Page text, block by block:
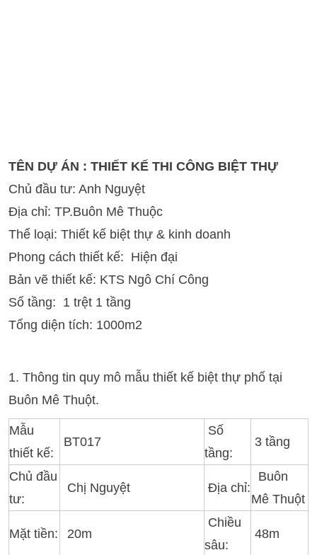
TÊN DỰ ÁN : THIẾT KẾ THI CÔNG BIỆT THỰ
Chủ đầu tư: Anh Nguyệt
Địa chỉ: TP.Buôn Mê Thuộc
Thể loại: Thiết kế biệt thự & kinh doanh
Phong cách thiết kế: Hiện đại
Bản vẽ thiết kế: KTS Ngô Chí Công
Số tầng: 1 trệt 1 tầng
Tổng diện tích: 1000m2
1. Thông tin quy mô mẫu thiết kế biệt thự phố tại
Buôn Mê Thuột.
Mẫu
thiết kế:
BT017
Số
tầng:
3 tầng
Chủ đầu
tư:
Chị Nguyệt Địa chỉ:
Buôn
Mê Thuột
Mặt tiền: 20m
Chiều
sâu:
48m